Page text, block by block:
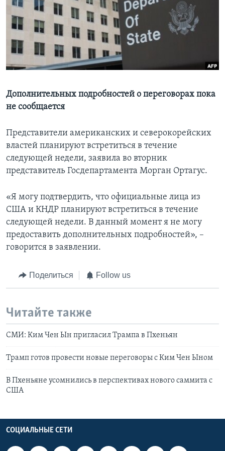
Learning English
СОЦИАЛЬНЫЕ СЕТИ
Языки
Дополнительных подробностей о переговорах пока
не сообщается
Представители американских и северокорейских
властей планируют встретиться в течение
следующей недели, заявила во вторник
представитель Госдепартамента Морган Ортагус.
«Я могу подтвердить, что официальные лица из
США и КНДР планируют встретиться в течение
следующей недели. В данный момент я не могу
предоставить дополнительных подробностей», –
говорится в заявлении.
Поделиться Follow us
Читайте также
СМИ: Ким Чен Ын пригласил Трампа в Пхеньян
Трамп готов провести новые переговоры с Ким Чен Ыном
В Пхеньяне усомнились в перспективах нового саммита с
США
СОЦИАЛЬНЫЕ СЕТИ